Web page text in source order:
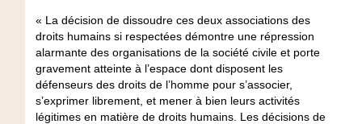
« La décision de dissoudre ces deux associations des
droits humains si respectées démontre une répression
alarmante des organisations de la société civile et porte
gravement atteinte à l’espace dont disposent les
défenseurs des droits de l’homme pour s’associer,
s’exprimer librement, et mener à bien leurs activités
légitimes en matière de droits humains. Les décisions de